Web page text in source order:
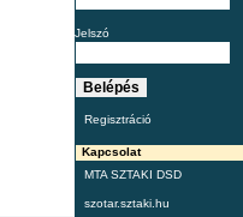
Jelszó
Regisztráció
Kapcsolat
MTA SZTAKI DSD
szotar.sztaki.hu